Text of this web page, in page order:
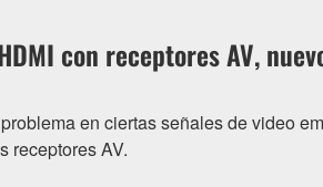
con receptores AV,
en ciertas señales de video
receptores AV.